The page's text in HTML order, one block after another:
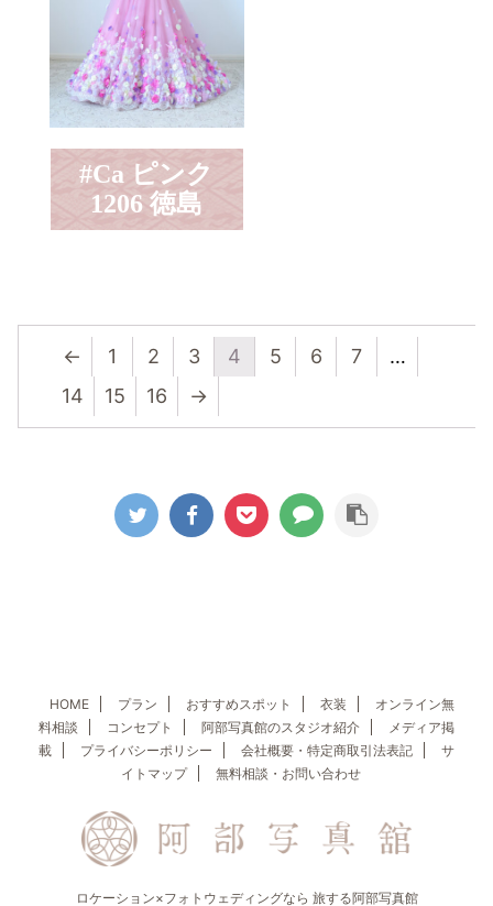
#Ca ピンク
1206 徳島
← 1 2 3 4 5 6 7
…
14
15 16 →
HOME プラン おすすめスポット 衣装
オンライン無
料相談
コンセプト 阿部写真館のスタジオ紹介
メディア掲
載
プライバシーポリシー 会社概要・特定商取引法表記
サ
イトマップ
無料相談・お問い合わせ
ロケーション×フォトウェディングなら 旅する阿部写真館